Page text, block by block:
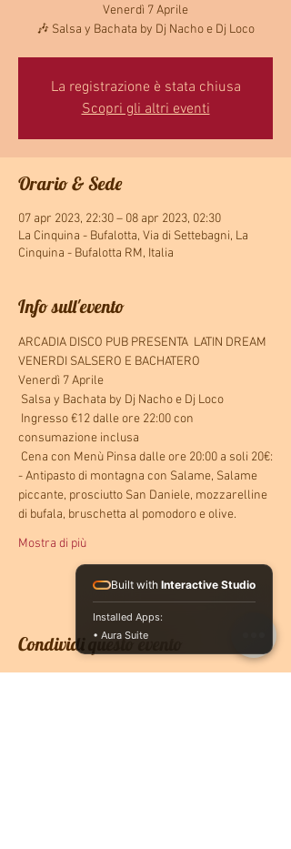
Venerdì 7 Aprile
🎶 Salsa y Bachata by Dj Nacho e Dj Loco
La registrazione è stata chiusa
Scopri gli altri eventi
Orario & Sede
07 apr 2023, 22:30 – 08 apr 2023, 02:30
La Cinquina - Bufalotta, Via di Settebagni, La
Cinquina - Bufalotta RM, Italia
Info sull'evento
ARCADIA DISCO PUB PRESENTA  LATIN DREAM
VENERDI SALSERO E BACHATERO
Venerdì 7 Aprile
Salsa y Bachata by Dj Nacho e Dj Loco
consumazione inclusa
Cena con Menù Pinsa dalle ore 20:00 a soli 20€:
- Antipasto di montagna con Salame, Salame
piccante, prosciutto San Daniele, mozzarelline
di bufala, bruschetta al pomodoro e olive.
Mostra di più
Condividi questo evento
Built with Interactive Studio
Installed Apps:
• Aura Suite